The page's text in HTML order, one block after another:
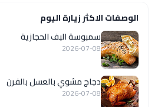
الوصفات الاكثر زيارة اليوم
سمبوسة البف الحجازية
2026-07-08
دجاج مشوي بالعسل بالفرن
2026-07-08